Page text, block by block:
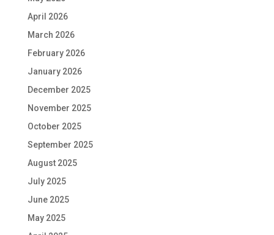
April 2026
March 2026
February 2026
January 2026
December 2025
November 2025
October 2025
September 2025
August 2025
July 2025
June 2025
May 2025